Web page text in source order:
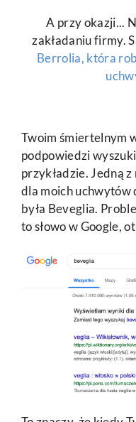
A przy okazji...
zakładaniu firmy.
Berrolia, która
Twoim śmiertelnym
podpowiedzi
przykładzie. Jedną
dla moich uchwytów
była Beveglia.
to słowo w Google,